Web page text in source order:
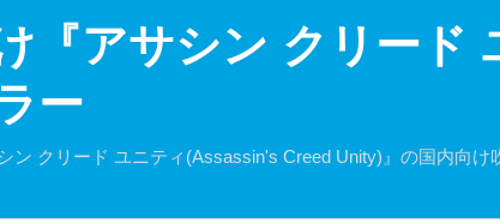
『アサシン クリード
ー
ン クリード ユニティ(Assassin's Creed Unity)』の国内向け